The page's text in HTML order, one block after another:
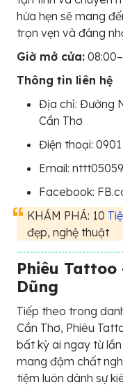
hứa hẹn sẽ mang
trọn vẹn và đáng
Giờ mở cửa:
Thông tin liên hệ
Địa chỉ: Đường
Cần Thơ
Điện thoại:
Email:
Facebook:
KHÁM PHÁ: 10
đẹp, nghệ thuật
Phiêu
Dũng
Tiếp theo trong
Cần Thơ, Phiêu
bất kỳ ai ngay từ
mang đậm chất
tiệm luôn dành sự